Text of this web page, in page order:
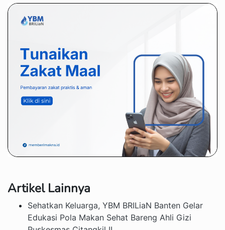
Artikel Lainnya
Sehatkan Keluarga, YBM BRILiaN Banten Gelar
Edukasi Pola Makan Sehat Bareng Ahli Gizi